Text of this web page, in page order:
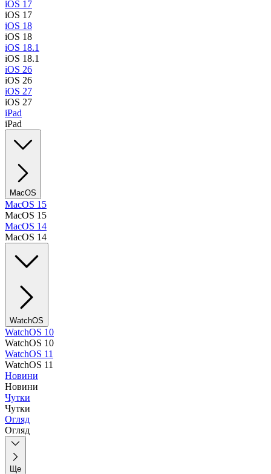
iOS 17
iOS 17
iOS 18
iOS 18
iOS 18.1
iOS 18.1
iOS 26
iOS 26
iOS 27
iOS 27
iPad
iPad
MacOS
MacOS 15
MacOS 15
MacOS 14
MacOS 14
WatchOS
WatchOS 10
WatchOS 10
WatchOS 11
WatchOS 11
Новини
Новини
Чутки
Чутки
Огляд
Огляд
Ще